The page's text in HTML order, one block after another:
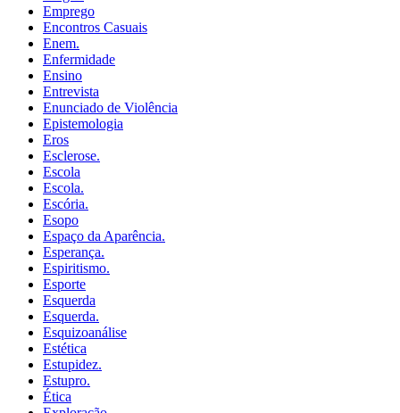
Emprego
Encontros Casuais
Enem.
Enfermidade
Ensino
Entrevista
Enunciado de Violência
Epistemologia
Eros
Esclerose.
Escola
Escola.
Escória.
Esopo
Espaço da Aparência.
Esperança.
Espiritismo.
Esporte
Esquerda
Esquerda.
Esquizoanálise
Estética
Estupidez.
Estupro.
Ética